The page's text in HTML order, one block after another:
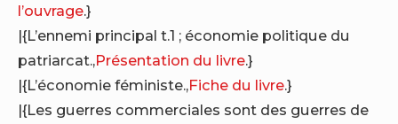
l’ouvrage.}
|{L’ennemi principal t.1 ; économie politique du
patriarcat.,Présentation du livre.}
|{L’économie féministe.,Fiche du livre.}
|{Les guerres commerciales sont des guerres de